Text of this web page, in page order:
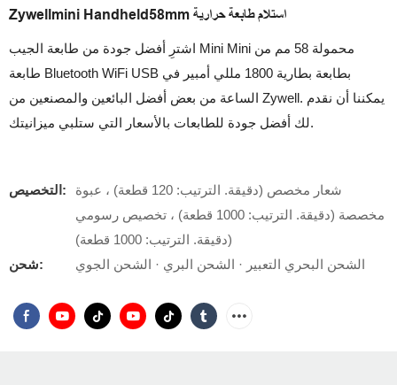
Zywellmini Handheld58mm استلام طابعة حرارية
اشترِ أفضل جودة من طابعة الجيب Mini Mini محمولة 58 مم من
طابعة Bluetooth WiFi USB بطابعة بطارية 1800 مللي أمبير في
الساعة من بعض أفضل البائعين والمصنعين من Zywell. يمكننا أن نقدم
لك أفضل جودة للطابعات بالأسعار التي ستلبي ميزانيتك.
التخصيص:
شعار مخصص (دقيقة. الترتيب: 120 قطعة) ، عبوة
مخصصة (دقيقة. الترتيب: 1000 قطعة) ، تخصيص رسومي
(دقيقة. الترتيب: 1000 قطعة)
شحن:
الشحن البحري التعبير · الشحن البري · الشحن الجوي